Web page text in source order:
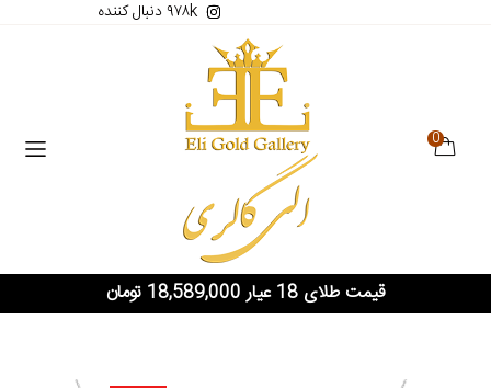
۹۷۸k دنبال کننده
0
قیمت طلای 18 عیار 18,589,000 تومان